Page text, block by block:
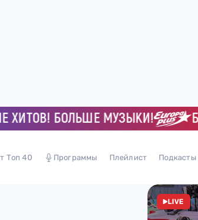
БОЛЬШЕ МУЗЫКИ!
Топ 40 Программы Плейлист Подкасты
LIVE